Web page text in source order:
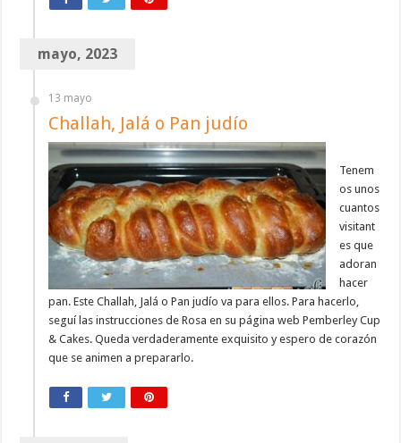
mayo, 2023
13 mayo
Challah, Jalá o Pan judío
Tenem
os unos
cuantos
visitant
es que
adoran
hacer
pan. Este Challah, Jalá o Pan judío va para ellos. Para hacerlo,
seguí las instrucciones de Rosa en su página web Pemberley Cup
& Cakes. Queda verdaderamente exquisito y espero de corazón
que se animen a prepararlo.